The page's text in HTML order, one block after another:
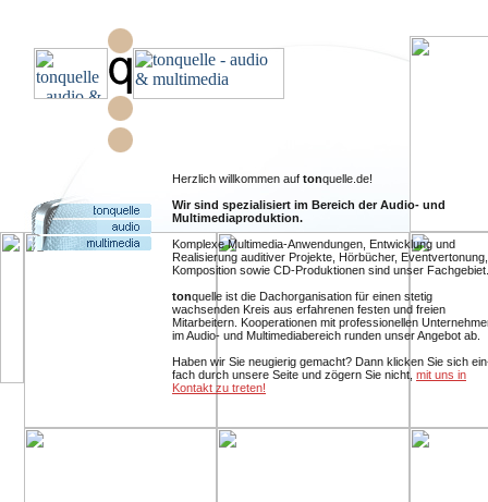
Herzlich willkommen auf tonquelle.de!
Wir sind spezialisiert im Bereich der Audio- und
Multimediaproduktion.
Komplexe Multimedia-Anwendungen, Entwicklung und
Realisierung auditiver Projekte, Hörbücher, Eventvertonung,
Komposition sowie CD-Produktionen sind unser Fachgebiet.
tonquelle ist die Dachorganisation für einen stetig
wachsenden Kreis aus erfahrenen festen und freien
Mitarbeitern. Kooperationen mit professionellen
im Audio- und Multimediabereich runden unser Angebot ab.
Haben wir Sie neugierig gemacht? Dann klicken Sie sich
fach durch unsere Seite und zögern Sie nicht, mit uns in
Kontakt zu treten!